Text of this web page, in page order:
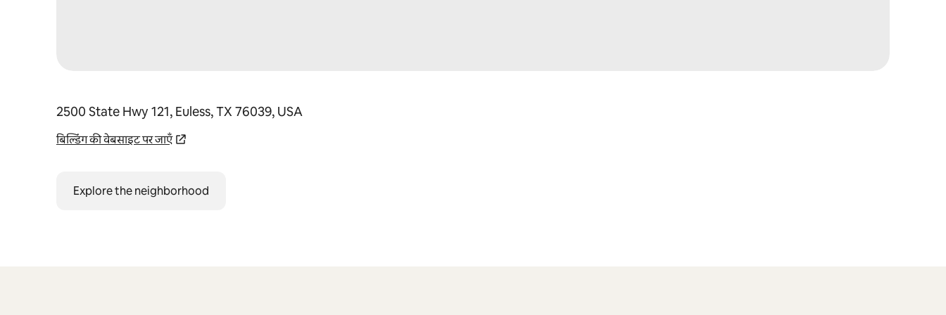
2500 State Hwy 121, Euless, TX 76039, USA
बिल्डिंग की वेबसाइट पर जाएँ
Explore the neighborhood